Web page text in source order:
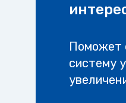
Поможет
систему